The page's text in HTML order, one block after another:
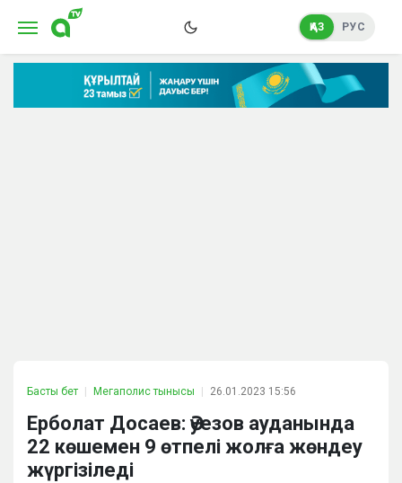
ҚАЗ РУС
Басты бет Мегаполис тынысы 26.01.2023 15:56
Ерболат Досаев: Әуезов ауданында
22 көшемен 9 өтпелі жолға жөндеу
жүргізіледі